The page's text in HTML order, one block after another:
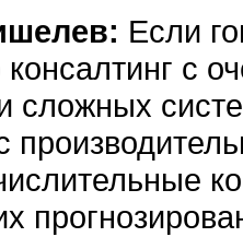
Если
с
сложных